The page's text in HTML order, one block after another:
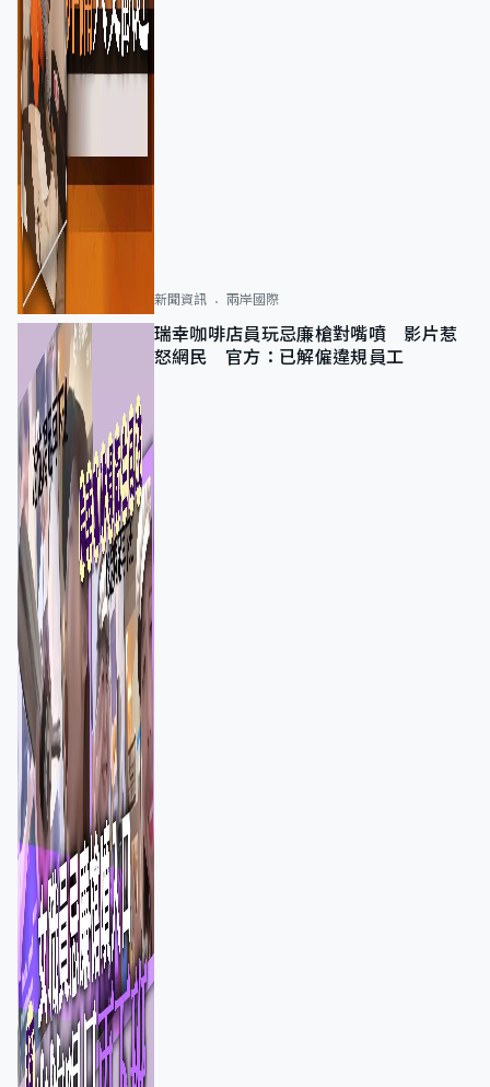
新聞資訊 兩岸國際
瑞幸咖啡店員玩忌廉槍對嘴噴 影片惹
怒網民 官方：已解僱違規員工